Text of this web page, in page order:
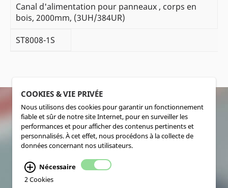
Canal d'alimentation pour panneaux , corps en
bois, 2000mm, (3UH/384UR)
ST8008-1S
SOCIALMEDIA
COOKIES & VIE PRIVÉE
Nous utilisons des cookies pour garantir un fonctionnement
fiable et sûr de notre site Internet, pour en surveiller les
performances et pour afficher des contenus pertinents et
personnalisés. À cet effet, nous procédons à la collecte de
données concernant nos utilisateurs.
Nécessaire
2 Cookies